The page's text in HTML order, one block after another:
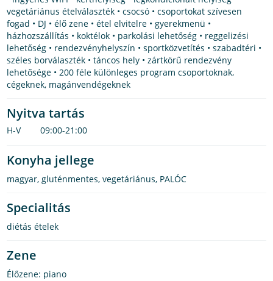
vegetáriánus ételválaszték • csocsó • csoportokat szívesen
fogad • DJ • élő zene • étel elvitelre • gyerekmenü •
házhozszállítás • koktélok • parkolási lehetőség • reggelizési
lehetőség • rendezvényhelyszín • sportközvetítés • szabadtéri •
széles borválaszték • táncos hely • zártkörű rendezvény
lehetősége • 200 féle különleges program csoportoknak,
cégeknek, magánvendégeknek
Nyitva tartás
H-V 09:00-21:00
Konyha jellege
magyar,gluténmentes,vegetáriánus, PALÓC
Specialitás
diétás ételek
Zene
Élőzene: piano